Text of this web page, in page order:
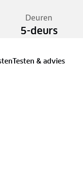
Deuren
5-deurs
Testen & advies